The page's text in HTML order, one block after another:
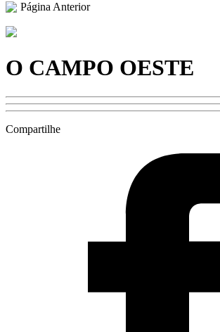
Página Anterior
O CAMPO OESTE
Compartilhe